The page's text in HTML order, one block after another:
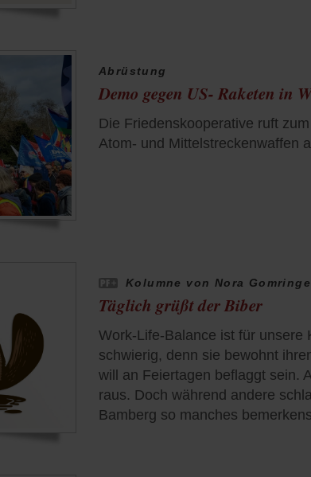
Abrüstung
Demo gegen US- Raketen in
Die Friedenskooperative ruft
Atom- und Mittelstreckenwaffen
Kolumne von Nora
Täglich grüßt der Biber
Work-Life-Balance ist für unsere
schwierig, denn sie bewohnt
will an Feiertagen beflaggt sein.
raus. Doch während andere
Bamberg so manches